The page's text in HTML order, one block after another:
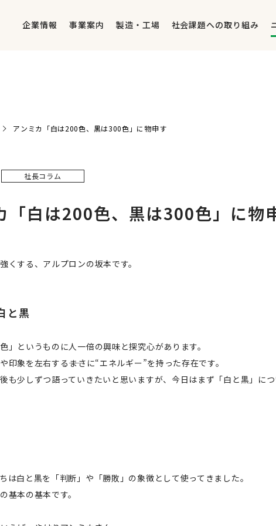
企業情報 事業案内 製造・工場 社会課題への取り組み
アンミカ「白は200色、黒は300色」に物申す
社長コラム
「白は200色、黒は300色」に物
くする、アルプロンの坂本です。
と黒
」というものに人一倍の興味と探究心があります。
印象を左右する――まさに“エネルギー”を持った存在です。
も少しずつ語っていきたいと思いますが、今日はまず「白と黒」に
は白と黒を「判断」や「勝敗」の象徴として使ってきました。
基本の基本です。